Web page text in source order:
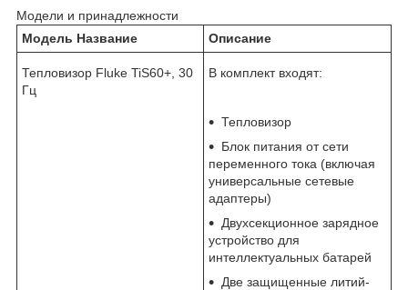
Модели и принадлежности
Модель Название
Описание
Тепловизор Fluke TiS60+, 30
Гц
В комплект входят:
Тепловизор
Блок питания от сети
переменного тока (включая
универсальные сетевые
адаптеры)
Двухсекционное зарядное
устройство для
интеллектуальных батарей
Две защищенные литий-